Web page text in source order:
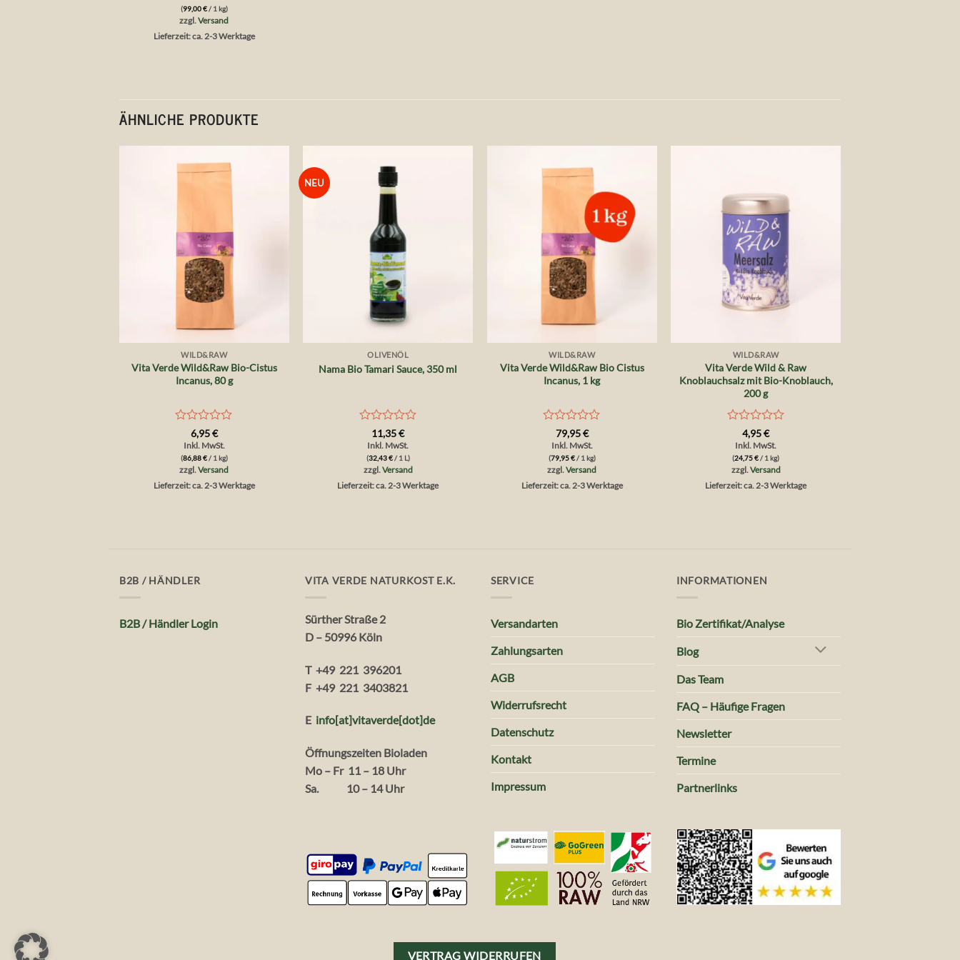
von
5
(99,00€/ 1 kg)
zzgl.Versand
Lieferzeit: ca. 2-3 Werktage
ÄHNLICHE PRODUKTE
WILD&RAW
Vita Verde Wild&Raw Bio-Cistus
Incanus, 80 g
Bewertet
mit
von
6,95€
Inkl. MwSt.
(86,88€/ 1 kg)
zzgl.Versand
Lieferzeit: ca. 2-3 Werktage
NEU
OLIVENÖL
Nama Bio Tamari Sauce, 350 ml
Bewertet
mit
von
11,35€
Inkl. MwSt.
(32,43€/ 1 L)
zzgl. Versand
Lieferzeit: ca. 2-3 Werktage
Wunschliste
WILD&RAW
Vita Verde Wild&Raw Bio Cistus
Incanus, 1 kg
Bewertet
mit
von
79,95€
Inkl. MwSt.
(79,95€/ 1 kg)
zzgl.Versand
Lieferzeit: ca. 2-3 Werktage
Wunschliste
WILD&RAW
Vita Verde Wild & Raw
Knoblauchsalz mit Bio-Knoblauch,
200 g
Bewertet
mit
von
4,95€
Inkl. MwSt.
(24,75€/ 1 kg)
zzgl. Versand
Lieferzeit: ca. 2-3 Werktage
B2B / HÄNDLER
B2B / Händler Login
VITA VERDE NATURKOST E.K.
Sürther Straße 2
D – 50996 Köln
T +49 221 396201
F +49 221 3403821
E info[at]vitaverde[dot]de
Öffnungszeiten Bioladen
Mo – Fr 11 – 18 Uhr
Sa. 10 – 14 Uhr
SERVICE
Versandarten
Zahlungsarten
AGB
Widerrufsrecht
Datenschutz
Kontakt
Impressum
INFORMATIONEN
Bio Zertifikat/Analyse
Blog
Das Team
FAQ – Häufige Fragen
Newsletter
Termine
Partnerlinks
VERTRAG WIDERRUFEN